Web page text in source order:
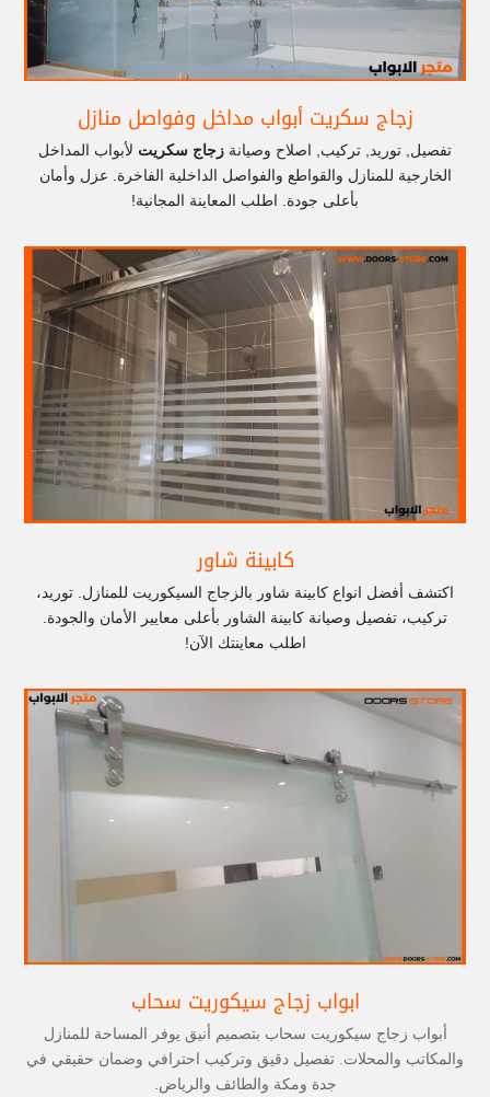
زجاج سكريت أبواب مداخل وفواصل منازل
تفصيل, توريد, تركيب, اصلاح وصيانة زجاج سكريت لأبواب المداخل
الخارجية للمنازل والقواطع والفواصل الداخلية الفاخرة. عزل وأمان
بأعلى جودة. اطلب المعاينة المجانية!
كابينة شاور
اكتشف أفضل انواع كابينة شاور بالزجاج السيكوريت للمنازل. توريد،
تركيب، تفصيل وصيانة كابينة الشاور بأعلى معايير الأمان والجودة.
اطلب معاينتك الآن!
ابواب زجاج سيكوريت سحاب
أبواب زجاج سيكوريت سحاب بتصميم أنيق يوفر المساحة للمنازل
والمكاتب والمحلات. تفصيل دقيق وتركيب احترافي وضمان حقيقي في
جدة ومكة والطائف والرياض.